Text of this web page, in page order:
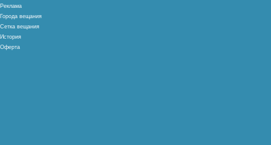
Реклама
Города вещания
Сетка вещания
История
Оферта